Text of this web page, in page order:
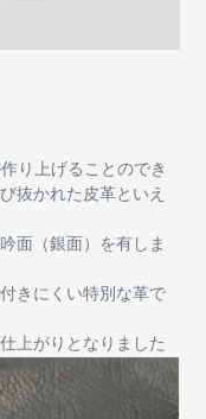
り上げることのでき
抜かれた皮革といえ
面（銀面）を有しま
きにくい特別な革で
上がりとなりました